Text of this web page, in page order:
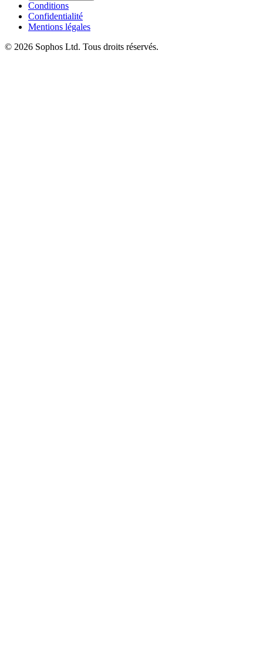
Conditions
Confidentialité
Mentions légales
© 2026 Sophos Ltd. Tous droits réservés.